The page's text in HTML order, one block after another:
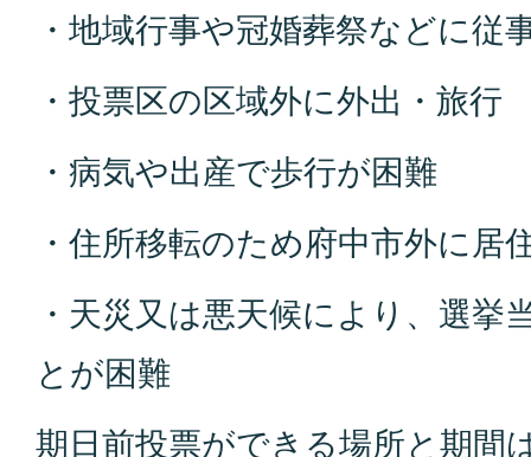
・地域行事や冠婚葬祭などに従
・投票区の区域外に外出・旅行
・病気や出産で歩行が困難
・住所移転のため府中市外に居
・天災又は悪天候により、選挙
とが困難
期日前投票ができる場所と期間